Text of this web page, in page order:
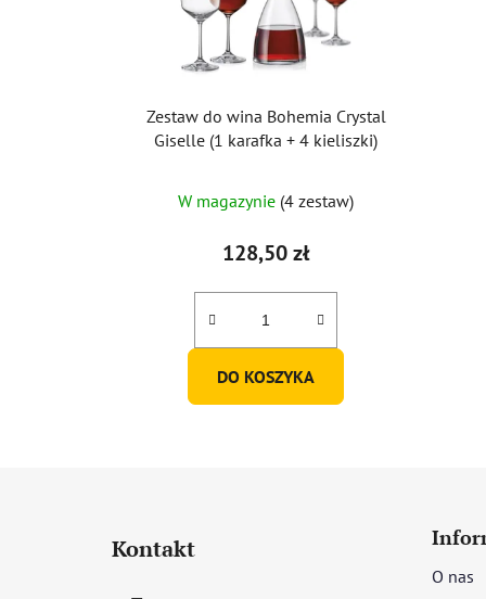
Zestaw do wina Bohemia Crystal
Giselle (1 karafka + 4 kieliszki)
W magazynie (4 zestaw)
128,50 zł
DO KOSZYKA
Kontakt
O nas